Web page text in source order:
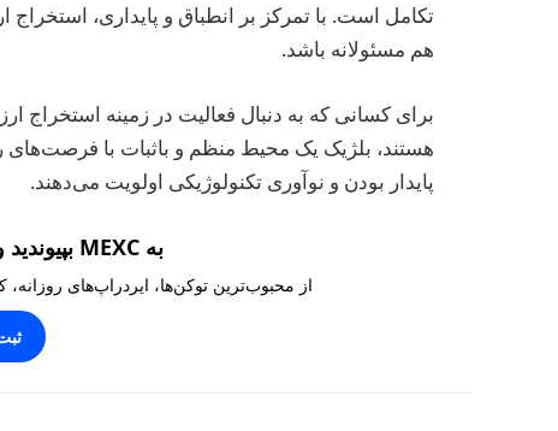
تکامل است. با تمرکز بر انطباق و پایداری،
هم مسئولانه باشد.
برای کسانی که به دنبال فعالیت در زمینه استخراج
هستند، بلژیک یک محیط منظم و باثبات با فرصت‌های
پایدار بودن و نوآوری تکنولوژیکی اولویت می‌دهند.
به MEXC بپیوندید و ۱۰,۰۰۰ تتر بگیرید
از محبوب‌ترین توکن‌ها، ایردراپ‌های